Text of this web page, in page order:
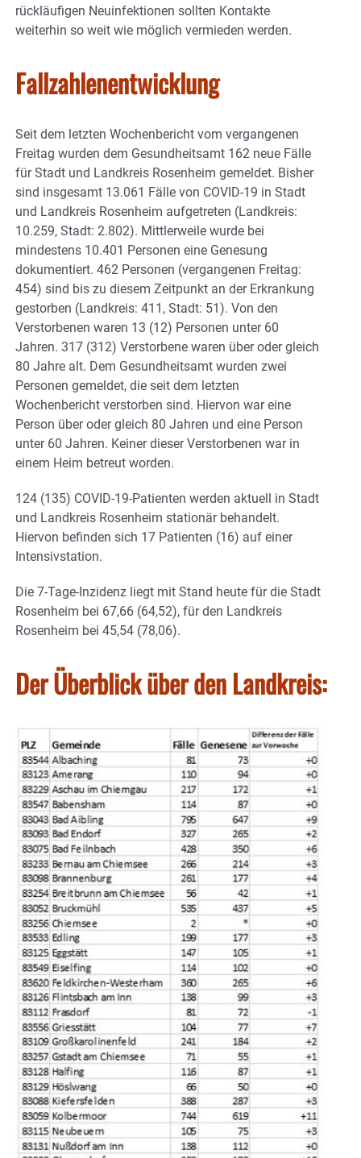
rückläufigen Neuinfektionen sollten Kontakte
weiterhin so weit wie möglich vermieden werden.
Fallzahlenentwicklung
Seit dem letzten Wochenbericht vom vergangenen
Freitag wurden dem Gesundheitsamt 162 neue Fälle
für Stadt und Landkreis Rosenheim gemeldet. Bisher
sind insgesamt 13.061 Fälle von COVID-19 in Stadt
und Landkreis Rosenheim aufgetreten (Landkreis:
10.259, Stadt: 2.802). Mittlerweile wurde bei
mindestens 10.401 Personen eine Genesung
dokumentiert. 462 Personen (vergangenen Freitag:
454) sind bis zu diesem Zeitpunkt an der Erkrankung
gestorben (Landkreis: 411, Stadt: 51). Von den
Verstorbenen waren 13 (12) Personen unter 60
Jahren. 317 (312) Verstorbene waren über oder gleich
80 Jahre alt. Dem Gesundheitsamt wurden zwei
Personen gemeldet, die seit dem letzten
Wochenbericht verstorben sind. Hiervon war eine
Person über oder gleich 80 Jahren und eine Person
unter 60 Jahren. Keiner dieser Verstorbenen war in
einem Heim betreut worden.
124 (135) COVID-19-Patienten werden aktuell in Stadt
und Landkreis Rosenheim stationär behandelt.
Hiervon befinden sich 17 Patienten (16) auf einer
Intensivstation.
Die 7-Tage-Inzidenz liegt mit Stand heute für die Stadt
Rosenheim bei 67,66 (64,52), für den Landkreis
Rosenheim bei 45,54 (78,06).
Der Überblick über den Landkreis: